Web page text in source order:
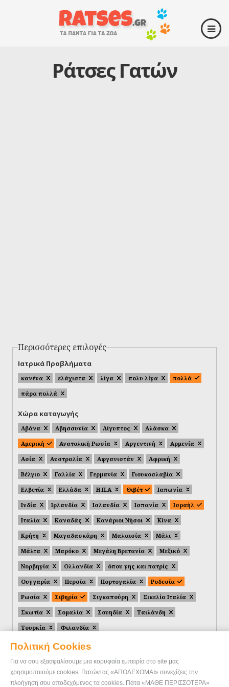
Πολιτική Cookies
Για να σου εξασφαλίσουμε μια κορυφαία εμπειρία στο site μας
χρησιμοποιούμε cookies. Πατώντας «ΑΠΟΔΕΧΟΜΑΙ» συνεχίζεις την
πλοήγηση σου αποδεχόμενος τα cookies. Πάτα «ΜΑΘΕ ΠΕΡΙΣΣΟΤΕΡΑ»
Ράτσες Γατών
Περισσότερες επιλογές
Ιατρικά Προβλήματα
κανένα ελάχιστα λίγα πολυ λίγα
πολλά
πάρα πολλά
Χώρα καταγωγής
Αβάνα Αβησσυνία Αίγυπτος
Αλάσκα
Αμερική
Ανατολική Ρωσία Αργεντινή
Αρμενία
Ασία
Αυστραλία Αφγανιστάν
Αφρική
Βέλγιο
Γαλλία Γερμανία
Γιουκοσλαβία
Ελβετία
Ελλάδα Η.Π.Α Θιβέτ
Ιαπωνία
Ινδία
Ιρλανδία Ισλανδία Ισπανία
Ισραήλ
Ιταλία
Καναδάς Κανάριοι Νήσοι
Κίνα
Κρήτη
Μαγαδασκάρη Μαλαισία
Μάλι
Μάλτα
Μαρόκο Μεγάλη Βρετανία
Μεξικό
Νορβηγία
Ολλανδία
όπου γης και πατρίς
Ουγγαρία
Περσία Πορτογαλία
Ροδεσία
Ρωσία
Σιβηρία Σιγκαπούρη
Σικελία Ιταλία
Σκωτία
Σομαλία Σουηδία
Ταιλάνδη
Τουρκία
Φιλανδία